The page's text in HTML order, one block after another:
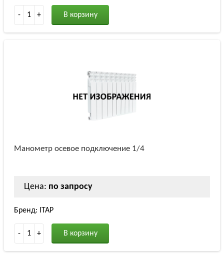
- 1 + В корзину
Манометр осевое подключение 1/4
Цена: по запросу
Бренд: ITAP
- 1 + В корзину